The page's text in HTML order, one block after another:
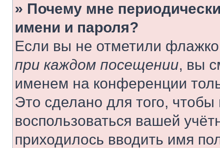
» Почему мне
имени и пароля?
Если вы не отметили
при каждом посещении, вы
именем на конференции
Это сделано для того, чтобы
воспользоваться вашей
приходилось вводить имя